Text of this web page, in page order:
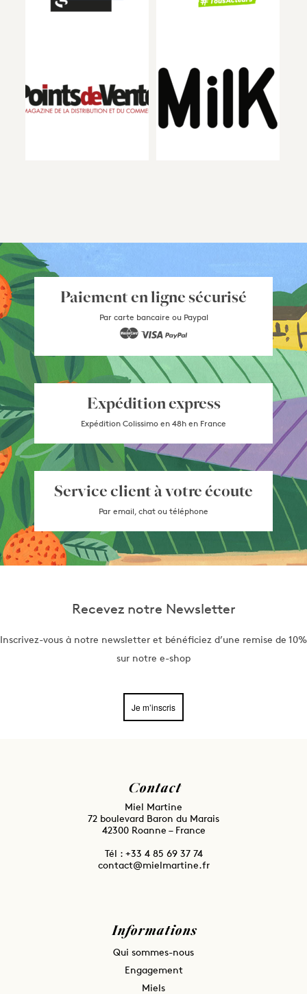
Paiement en ligne sécurisé
Par carte bancaire ou Paypal
Expédition express
Expédition Colissimo en 48h en France
Service client à votre écoute
Par email, chat ou téléphone
Recevez notre Newsletter
Inscrivez-vous à notre newsletter et bénéficiez d’une remise de 10%
sur notre e-shop
Je m’inscris
Contact
Miel Martine
72 boulevard Baron du Marais
42300 Roanne – France
Tél : ⁦+33 4 85 69 37 74
contact@mielmartine.fr
Informations
Qui sommes-nous
Engagement
Miels